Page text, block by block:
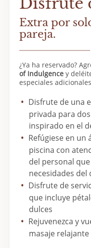
Extra por
pareja.
¿Ya ha reservado?
of Indulgence y
especiales
Disfrute de una
privada para
inspirado en el
Refúgiese en un
piscina con
del personal
necesidades del
Disfrute de
que incluye
dulces
Rejuvenezca y
masaje